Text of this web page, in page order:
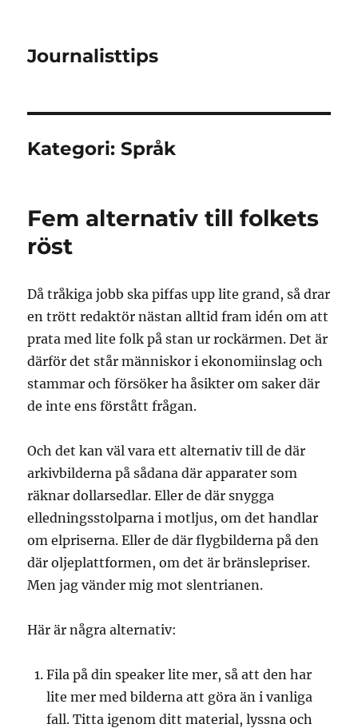
Journalisttips
Kategori:Språk
Fem alternativ till folkets
röst
Då tråkiga jobb ska piffas upp lite grand, så drar
en trött redaktör nästan alltid fram idén om att
prata med lite folk på stan ur rockärmen. Det är
därför det står människor i ekonomiinslag och
stammar och försöker ha åsikter om saker där
de inte ens förstått frågan.
Och det kan väl vara ett alternativ till de där
arkivbilderna på sådana där apparater som
räknar dollarsedlar. Eller de där snygga
elledningsstolparna i motljus, om det handlar
om elpriserna. Eller de där flygbilderna på den
där oljeplattformen, om det är bränslepriser.
Men jag vänder mig mot slentrianen.
Här är några alternativ:
Fila på din speaker lite mer, så att den har
lite mer med bilderna att göra än i vanliga
fall. Titta igenom ditt material, lyssna och